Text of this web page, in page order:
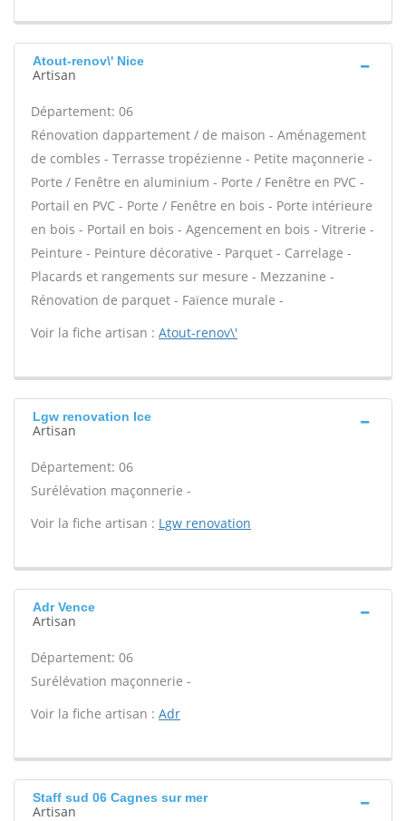
Atout-renov\' Nice
Artisan
Département: 06
Rénovation dappartement / de maison - Aménagement
de combles - Terrasse tropézienne - Petite maçonnerie -
Porte / Fenêtre en aluminium - Porte / Fenêtre en PVC -
Portail en PVC - Porte / Fenêtre en bois - Porte intérieure
en bois - Portail en bois - Agencement en bois - Vitrerie -
Peinture - Peinture décorative - Parquet - Carrelage -
Placards et rangements sur mesure - Mezzanine -
Rénovation de parquet - Faïence murale -
Voir la fiche artisan : Atout-renov\'
Lgw renovation Ice
Artisan
Département: 06
Surélévation maçonnerie -
Voir la fiche artisan : Lgw renovation
Adr Vence
Artisan
Département: 06
Surélévation maçonnerie -
Voir la fiche artisan : Adr
Staff sud 06 Cagnes sur mer
Artisan